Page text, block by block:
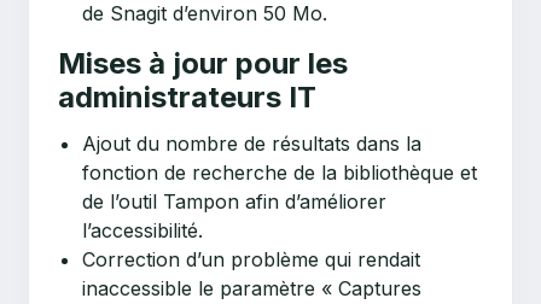
de Snagit d’environ 50 Mo.
Mises à jour pour les
administrateurs IT
Ajout du nombre de résultats dans la
fonction de recherche de la bibliothèque et
de l’outil Tampon afin d’améliorer
l’accessibilité.
Correction d’un problème qui rendait
inaccessible le paramètre « Captures